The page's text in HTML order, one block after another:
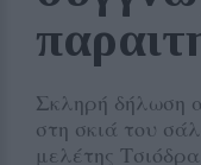
Σκληρή δήλωση
στη σκιά του
μελέτης